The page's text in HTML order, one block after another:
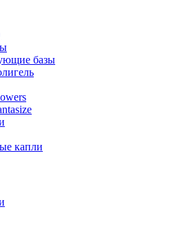
базы
капли